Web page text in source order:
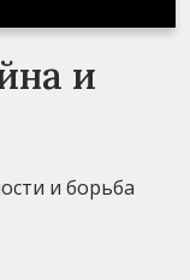
и
и борьба